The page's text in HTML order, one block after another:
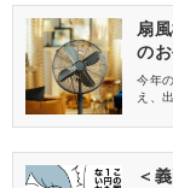
扇
の
今年
え、
よ。
＜